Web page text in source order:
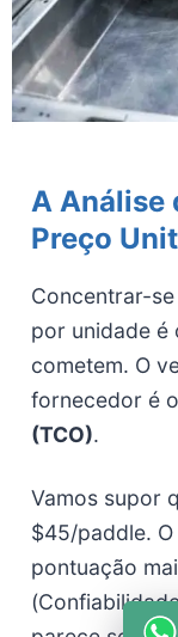
A Análise
Preço
Concentrar-
por unidade é
cometem. O
fornecedor é o
(TCO).
Vamos supor
$45/paddle.
pontuação